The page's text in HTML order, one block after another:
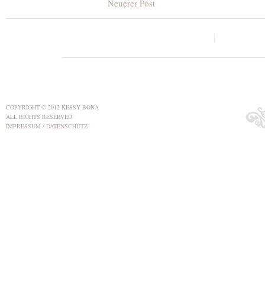
Neuerer Post
COPYRIGHT © 2012 KESSY BONA
ALL RIGHTS RESERVED
IMPRESSUM / DATENSCHUTZ